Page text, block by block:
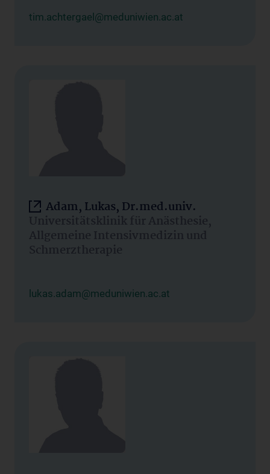
tim.achtergael@meduniwien.ac.at
Adam, Lukas, Dr.med.univ.
Universitätsklinik für Anästhesie,
Allgemeine Intensivmedizin und
Schmerztherapie
lukas.adam@meduniwien.ac.at